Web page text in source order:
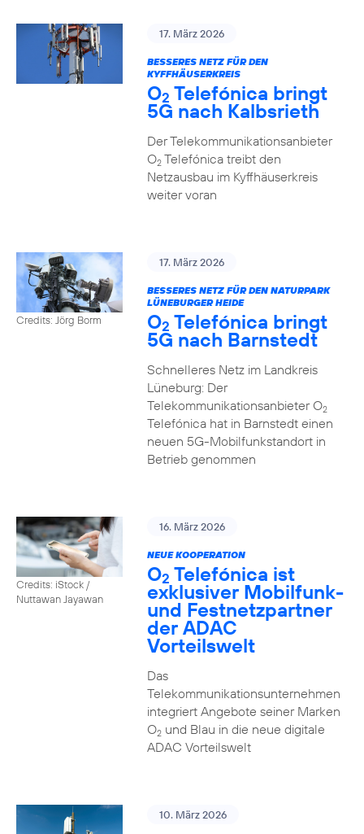
17. März 2026
BESSERES NETZ FÜR DEN
KYFFHÄUSERKREIS
O2 Telefónica bringt
5G nach Kalbsrieth
Der Telekommunikationsanbieter
O2Telefónica treibt den
Netzausbau im Kyffhäuserkreis
weiter voran
Credits: Jörg Borm
17. März 2026
BESSERES NETZ FÜR DEN NATURPARK
LÜNEBURGER HEIDE
O2 Telefónica bringt
5G nach Barnstedt
Schnelleres Netz im Landkreis
Lüneburg: Der
Telekommunikationsanbieter O2
Telefónica hat in Barnstedt einen
neuen 5G-Mobilfunkstandort in
Betrieb genommen
Credits: iStock /
Nuttawan Jayawan
16. März 2026
NEUE KOOPERATION
O2 Telefónica ist
exklusiver Mobilfunk-
und Festnetzpartner
der ADAC
Vorteilswelt
Das
Telekommunikationsunternehmen
integriert Angebote seiner Marken
O2und Blau in die neue digitale
ADAC Vorteilswelt
10. März 2026